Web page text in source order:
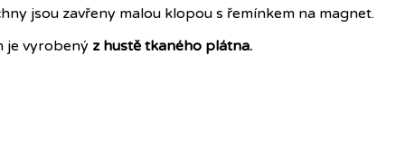
jsou zavřeny malou klopou s řemínkem na magnet.
je vyrobený z hustě tkaného plátna.